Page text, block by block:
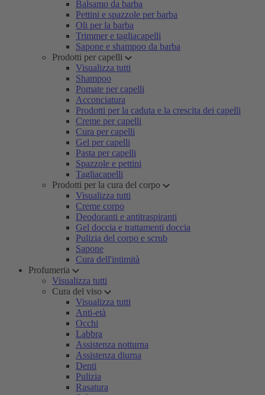
Balsamo da barba
Pettini e spazzole per barba
Oli per la barba
Trimmer e tagliacapelli
Sapone e shampoo da barba
Prodotti per capelli
Visualizza tutti
Shampoo
Pomate per capelli
Acconciatura
Prodotti per la caduta e la crescita dei capelli
Creme per capelli
Cura per capelli
Gel per capelli
Pasta per capelli
Spazzole e pettini
Tagliacapelli
Prodotti per la cura del corpo
Visualizza tutti
Creme corpo
Deodoranti e antitraspiranti
Gel doccia e trattamenti doccia
Pulizia del corpo e scrub
Sapone
Cura dell'intimità
Profumeria
Visualizza tutti
Cura del viso
Visualizza tutti
Anti-età
Occhi
Labbra
Assistenza notturna
Assistenza diurna
Denti
Pulizia
Rasatura